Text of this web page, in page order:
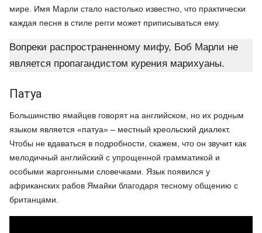
мире. Имя Марли стало настолько известно, что практически
каждая песня в стиле регги может приписываться ему.
Вопреки распространенному мифу, Боб Марли не
является пропагандистом курения марихуаны.
Патуа
Большинство ямайцев говорят на английском, но их родным
языком является «патуа» – местный креольский диалект.
Чтобы не вдаваться в подробности, скажем, что он звучит как
мелодичный английский с упрощенной грамматикой и
особыми жаргонными словечками. Язык появился у
африканских рабов Ямайки благодаря тесному общению с
британцами.